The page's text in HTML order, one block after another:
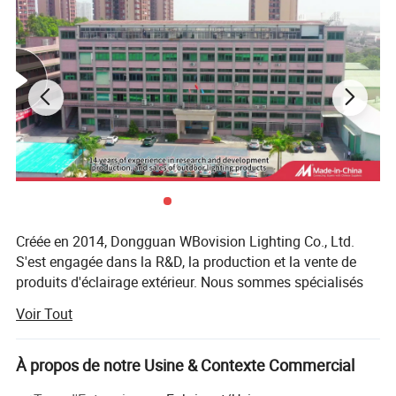
3,applications :
Éclairage d'architecture à l'hôtel, cour, parc, jardin, plaza,
pont,...
4, image sur les produits et applications :
Créée en 2014, Dongguan WBovision Lighting Co., Ltd.
S'est engagée dans la R&D, la production et la vente de
produits d'éclairage extérieur. Nous sommes spécialisés
qui comprennent des éclairages sous-marins, des
éclairages de fontaine, des éclairages souterrains, des
spots de paysage, des éclairages de pas, Feux d'angle,
Voir Tout
À propos de notre Usine & Contexte Commercial